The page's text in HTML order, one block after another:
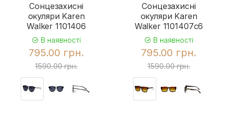
Сонцезахисні
окуляри Karen
Walker 1101406
В наявності
795.00 грн.
1590.00 грн.
Сонцезахисні
окуляри Karen
Walker 1101407с6
В наявності
795.00 грн.
1590.00 грн.